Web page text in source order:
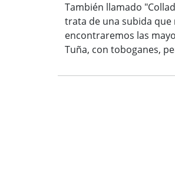
También llamado
trata de una subida
encontraremos las
Tuña, con toboganes,